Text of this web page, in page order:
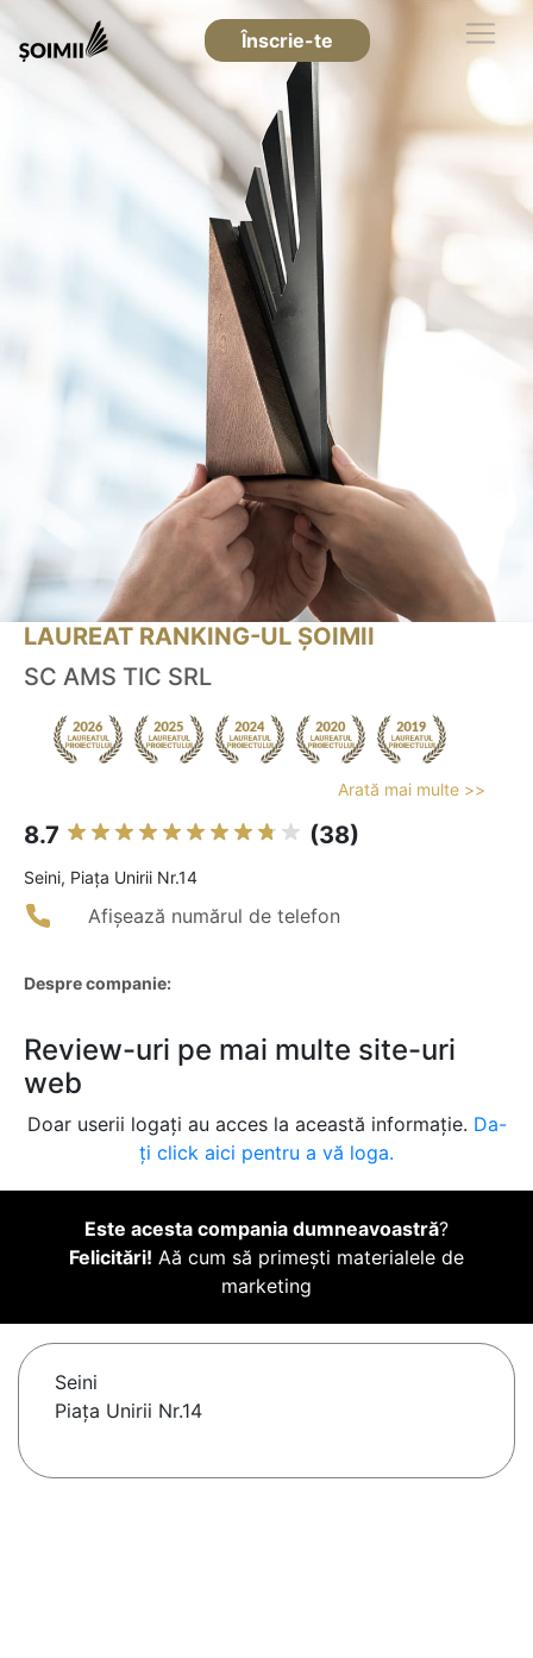
Înscrie-te
LAUREAT RANKING-UL ȘOIMII
SC AMS TIC SRL
Arată mai multe >>
8.7 (38)
Seini, Piața Unirii Nr.14
Afișează numărul de telefon
Despre companie:
Review-uri pe mai multe site-uri
web
Doar userii logați au acces la această informație. Da-
ți click aici pentru a vă loga.
Este acesta compania dumneavoastră?
Felicitări! Aă cum să primești materialele de
marketing
Seini
Piața Unirii Nr.14